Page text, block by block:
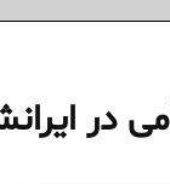
در